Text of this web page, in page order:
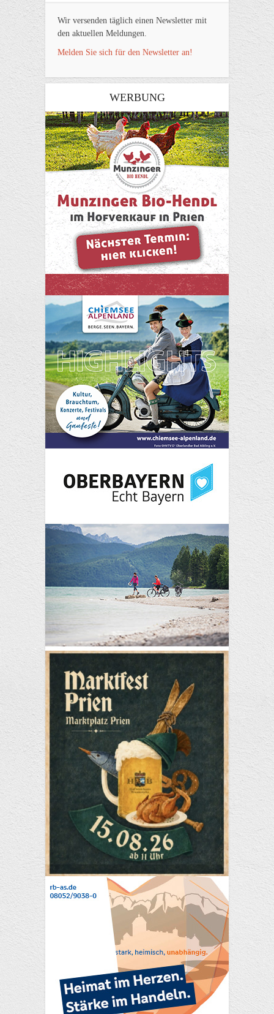
Wir versenden täglich einen Newsletter mit
den aktuellen Meldungen.
Melden Sie sich für den Newsletter an!
WERBUNG